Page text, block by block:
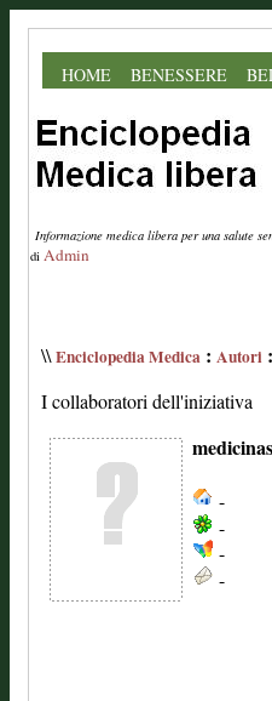
HOME BENESSERE
Informazione medica libera per una salute
di Admin
\\Enciclopedia Medica : Autori
I collaboratori dell'iniziativa
-
-
-
-